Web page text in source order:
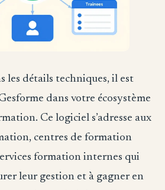
les détails techniques, il est
dans votre écosystème
Ce logiciel s’adresse aux
centres de formation
formation internes qui
leur gestion et à gagner en